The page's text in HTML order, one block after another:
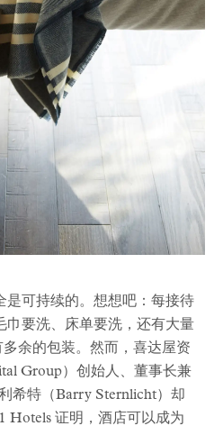
是可持续的。想想吧：每接待
巾要洗、床单要洗，还有大量
余的包装。然而，喜达屋资
Group）创始人、董事长兼
希特（Barry Sternlicht）却
Hotels 证明，酒店可以成为